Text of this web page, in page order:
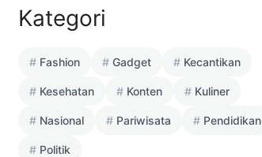
Kategori
Fashion Gadget Kecantikan
Kesehatan Konten Kuliner
Nasional Pariwisata Pendidikan
Politik